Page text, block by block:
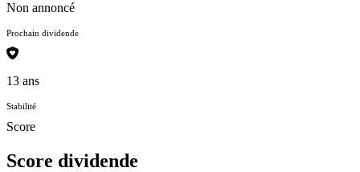
Non annoncé
Prochain dividende
13 ans
Stabilité
Score
Score dividende